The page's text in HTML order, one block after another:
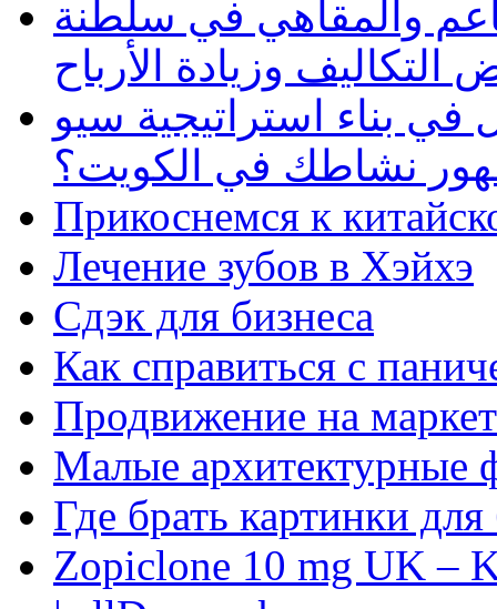
والمقاهي في سلطنة
وزيادة الأرباح
بناء استراتيجية سيو
نشاطك في الكويت؟
Прикоснемся к
Лечение зубов в Хэйхэ
Сдэк для бизнеса
Как справиться с
Продвижение на
Малые архитектурные
Где брать картинки
Zopiclone 10 mg UK –